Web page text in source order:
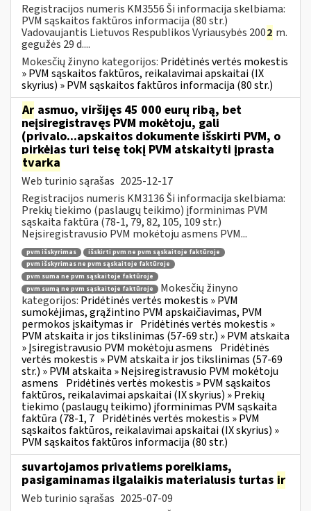
Registracijos numeris KM3556 Ši informacija skelbiama:
PVM sąskaitos faktūros informacija (80 str.)
Vadovaujantis Lietuvos Respublikos Vyriausybės 2002 m.
gegužės 29 d....
Mokesčių žinyno kategorijos: Pridėtinės vertės mokestis
» PVM sąskaitos faktūros, reikalavimai apskaitai (IX
skyrius) » PVM sąskaitos faktūros informacija (80 str.)
Ar asmuo, viršijęs 45 000 eurų ribą, bet
neįsiregistravęs PVM mokėtoju, gali
(privalo...apskaitos dokumente išskirti PVM, o
pirkėjas turi teisę tokį PVM atskaityti įprasta
tvarka
Web turinio sąrašas 2025-12-17
Registracijos numeris KM3136 Ši informacija skelbiama:
Prekių tiekimo (paslaugų teikimo) įforminimas PVM
sąskaita faktūra (78-1, 79, 82, 105, 109 str.)
Neįsiregistravusio PVM mokėtoju asmens PVM...
pvm išskyrimas
išskirti pvm ne pvm sąskaitoje faktūroje
pvm išskyrimas ne pvm sąskaitoje faktūroje
pvm suma ne pvm sąskaitoje faktūroje
pvm sumą ne pvm sąskaitoje faktūroje
Mokesčių žinyno
kategorijos: Pridėtinės vertės mokestis » PVM
sumokėjimas, grąžintino PVM apskaičiavimas, PVM
permokos įskaitymas ir Pridėtinės vertės mokestis »
PVM atskaita ir jos tikslinimas (57-69 str.) » PVM atskaita
» Įsiregistravusio PVM mokėtoju asmens Pridėtinės
vertės mokestis » PVM atskaita ir jos tikslinimas (57-69
str.) » PVM atskaita » Neįsiregistravusio PVM mokėtoju
asmens Pridėtinės vertės mokestis » PVM sąskaitos
faktūros, reikalavimai apskaitai (IX skyrius) » Prekių
tiekimo (paslaugų teikimo) įforminimas PVM sąskaita
faktūra (78-1, 7 Pridėtinės vertės mokestis » PVM
sąskaitos faktūros, reikalavimai apskaitai (IX skyrius) »
PVM sąskaitos faktūros informacija (80 str.)
suvartojamos privatiems poreikiams,
pasigaminamas ilgalaikis materialusis turtas ir
Web turinio sąrašas 2025-07-09